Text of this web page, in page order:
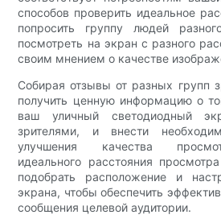
способов проверить идеальное
попросить группу людей
посмотреть на экран с разного
своим мнением о качестве
Собирая отзывы от разных групп
получить ценную информацию о
ваш уличный светодиодный
зрителями, и внести
улучшения качества
идеального расстояния
подобрать расположение и
экрана, чтобы обеспечить
сообщения целевой аудитории.